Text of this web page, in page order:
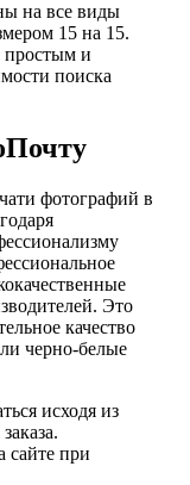
на все виды
15 на 15.
простым и
поиска
фотографий в
Это
качество
черно-белые
исходя из
сайте при